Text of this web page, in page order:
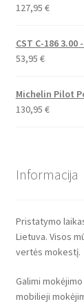
127,95 €
CST C-186
53,95 €
Michelin Pilot
130,95 €
Informacija
Pristatymo
Lietuva. Visos
vertės mokestį.
Galimi
mobilieji